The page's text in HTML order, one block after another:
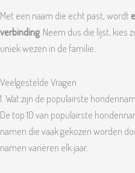
Met een naam die echt past, wordt
verbinding. Neem dus die lijst, kies
uniek wezen in de familie.
Veelgestelde Vragen
1. Wat zijn de populairste
De top 10 van populairste
namen die vaak gekozen worden
namen variëren elk jaar.